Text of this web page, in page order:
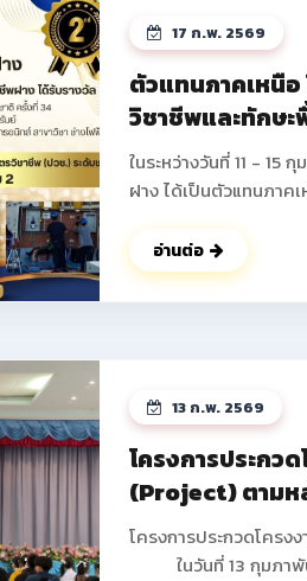
คณะผู้บริหารยังได้ร่วม
ผู้ปกครองเป็นที่ระลึก ดูรูปกิจกรรมเพิ่ม
เติม >> https://
usp=drive_link ดูรูปกิจกรรมเพิ่มเติม
>> https://
17 ก.พ. 2569
ตัวแทนภาคเหนื
วิชาชีพและทักษะ
34 ประจำปีการศึ
ในระหว่างวันที่ 11 - 15
ฝาง ได้เป็นตัวแทนภาค
ณ จังหวัดบุรีรัมย์ โดย
อาชีพฝาง ดังนี้ 1.ทักษะการติดตั้งไฟฟ้าและควบคุมไฟฟ้า
ระดับประกาศนียบัตรวิชาชีพ (
นายอดิศร ฐิติธรรมรัตน์ 2.ทักษะงานฝึกฝีมือเชิงสร้างสรรค์
ระดับประกาศนียบัตรวิชาชีพ (ป
รองชนะเลิศ อันดับ 3 มา
ปอนด์ ปากน้อย นักเรียน
ควบคุม นายสงกรานต์ คำดา ดูรูปภาพเพิมเติม
>> https://
อ่านต่อ
13 ก.พ. 2569
โครงการประกว
(Project) ตามห
2568
โครงการประกวดโคร
ในวันที่ 13 กุมภาพั